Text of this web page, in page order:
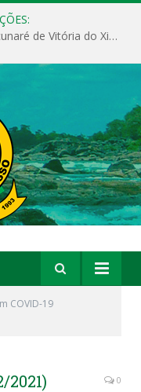
4º Torneio de Pesca Esportiva do Tucunaré de Vitória do Xingu
COVID-19
2021) 0